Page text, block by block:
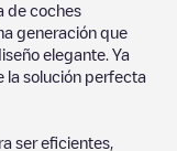
de coches
generación que
elegante. Ya
la solución perfecta
ser eficientes,